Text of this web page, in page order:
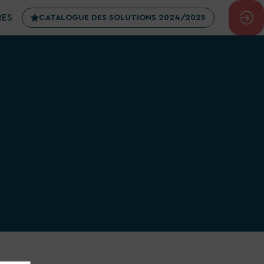
CATALOGUE DES SOLUTIONS 2024/2025